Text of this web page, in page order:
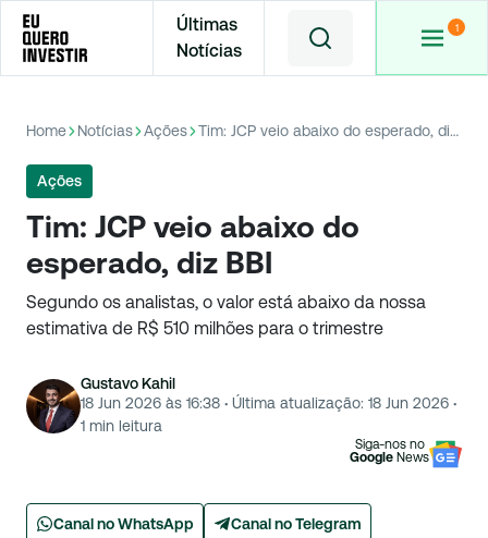
Últimas
Notícias
Home Notícias Ações Tim: JCP veio abaixo do esperado, diz BBI
Ações
Tim: JCP veio abaixo do
esperado, diz BBI
Segundo os analistas, o valor está abaixo da nossa
estimativa de R$ 510 milhões para o trimestre
Gustavo Kahil
18 Jun 2026 às 16:38 · Última atualização: 18 Jun 2026 ·
1 min leitura
Siga-nos no
Google News
Canal no WhatsApp Canal no Telegram